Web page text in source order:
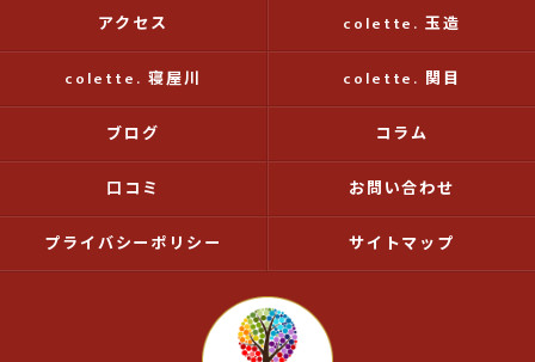
アクセス colette. 玉造
colette. 寝屋川 colette. 関目
ブログ コラム
口コミ お問い合わせ
プライバシーポリシー サイトマップ